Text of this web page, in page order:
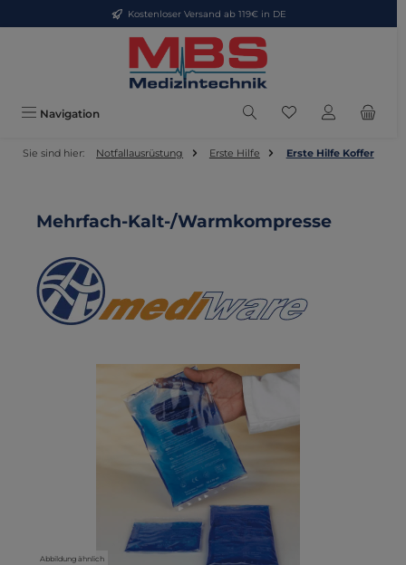
Zum Hauptinhalt springenKostenloser Versand ab 119€ in DE
Navigation Du hast 0
Sie sind hier: Notfallausrüstung Erste Hilfe Erste Hilfe Koffer
Mehrfach-Kalt-/Warmkompresse
Bildergalerie überspringen
Abbildung ähnlich